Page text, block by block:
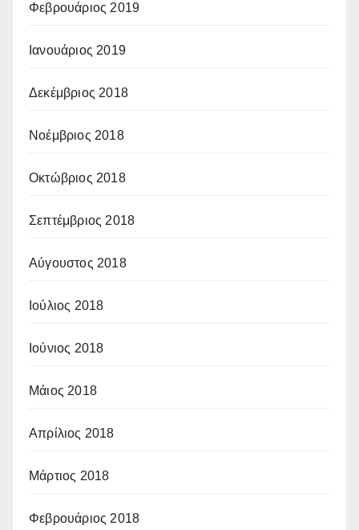
Φεβρουάριος 2019
Ιανουάριος 2019
Δεκέμβριος 2018
Νοέμβριος 2018
Οκτώβριος 2018
Σεπτέμβριος 2018
Αύγουστος 2018
Ιούλιος 2018
Ιούνιος 2018
Μάιος 2018
Απρίλιος 2018
Μάρτιος 2018
Φεβρουάριος 2018